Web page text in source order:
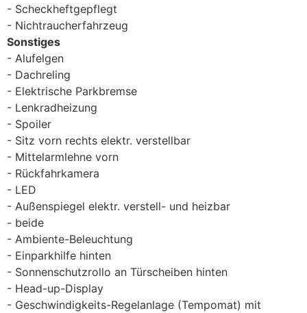
Scheckheftgepflegt
Nichtraucherfahrzeug
Sonstiges
Alufelgen
Dachreling
Elektrische Parkbremse
Lenkradheizung
Spoiler
Sitz vorn rechts elektr. verstellbar
Mittelarmlehne vorn
Rückfahrkamera
LED
Außenspiegel elektr. verstell- und heizbar
beide
Ambiente-Beleuchtung
Einparkhilfe hinten
Sonnenschutzrollo an Türscheiben hinten
Head-up-Display
Geschwindigkeits-Regelanlage (Tempomat) mit